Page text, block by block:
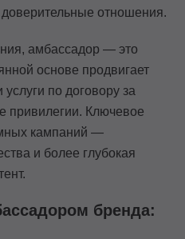
отношения.
амбассадор — это
основе продвигает
по договору за
привилегии. Ключевое
кампаний —
и более глубокая
бренда: